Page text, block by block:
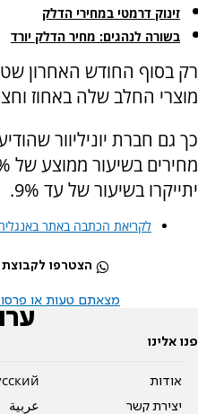
זינוק דרמטי במחירי הדלק
בשורה לנהגים: מחיר הדלק יורד
רק בסוף החודש האחרון
מוצרי החלב שלה באחוז
כך גם חברת יוניליוור
יתייקרו בשיעור של עד 9%.
לקריאת הכתבה באתר
הצטרפו לקבוצת
מצאתם טעות או
פנו אלינו
אודות
יצירת קשר
عربية